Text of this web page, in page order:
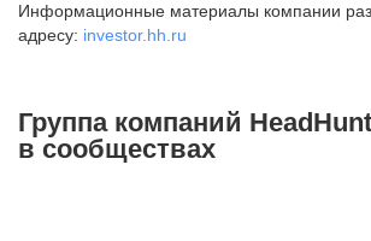
Муниципальный округ Тверской,
2-я Брестская ул., д. 48,
+7 495 980-64-27
Информационные материалы компании
адресу: investor.hh.ru
Группа компаний
в сообществах